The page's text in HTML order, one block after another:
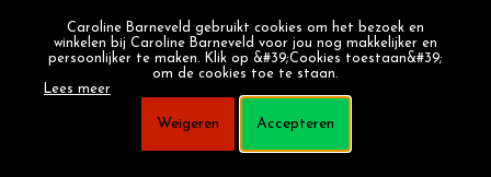
Caroline Barneveld gebruikt cookies om het bezoek en
winkelen bij Caroline Barneveld voor jou nog makkelijker en
persoonlijker te maken. Klik op &#39;Cookies toestaan&#39;
om de cookies toe te staan.
Lees meer
Weigeren Accepteren